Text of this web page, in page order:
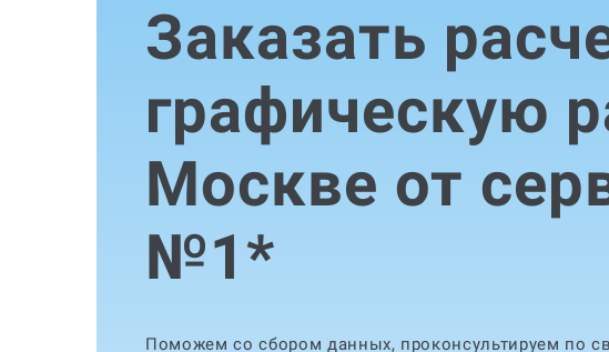
Заказать
графическую
Москве от
№1*
Поможем со сбором данных, проконсультируем по